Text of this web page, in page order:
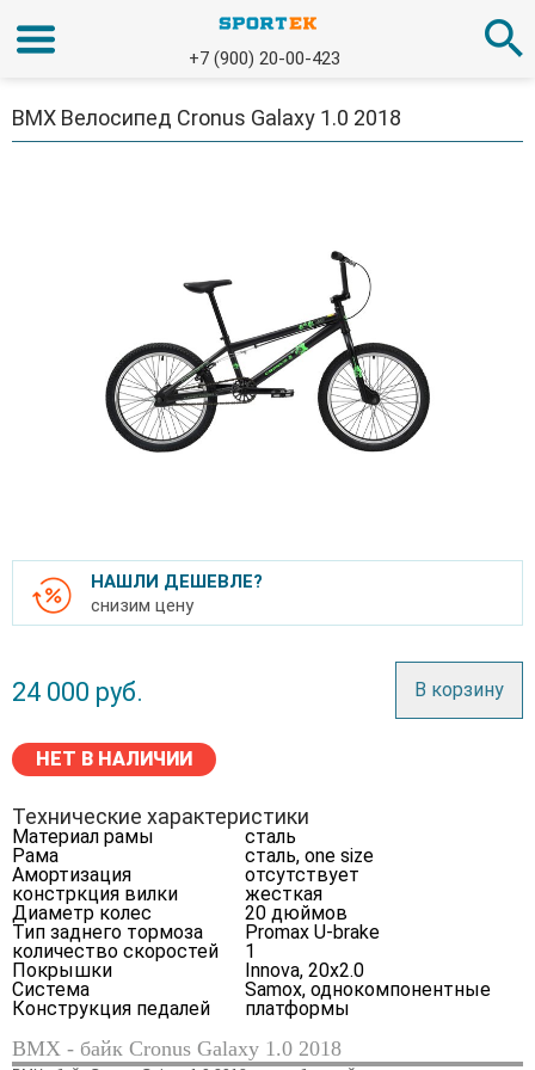
+7 (900) 20-00-423
BMX Велосипед Cronus Galaxy 1.0 2018
НАШЛИ ДЕШЕВЛЕ?
снизим цену
24 000 руб. В корзину
НЕТ В НАЛИЧИИ
Технические характеристики
Материал рамы
сталь
Рама
сталь, one size
Амортизация
отсутствует
констркция вилки
жесткая
Диаметр колес
20 дюймов
Тип заднего тормоза
Promax U-brake
количество скоростей
1
Покрышки
Innova, 20x2.0
Система
Samox, однокомпонентные
Конструкция педалей
платформы
BMX - байк Cronus Galaxy 1.0 2018